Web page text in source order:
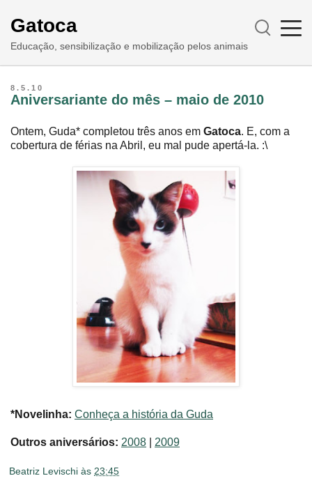
Gatoca
Educação, sensibilização e mobilização pelos animais
8.5.10
Aniversariante do mês – maio de 2010
Ontem, Guda* completou três anos em Gatoca. E, com a
cobertura de férias na Abril, eu mal pude apertá-la. :\
*Novelinha: Conheça a história da Guda
Outros aniversários: 2008 2009
Beatriz Levischi às 23:45